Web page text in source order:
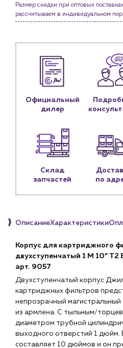
Услуги
Портфолио
Блог
Личный кабинет
Контакты
Наши партнёры
Чат-бот
+7 (918) 070-19-79
Пн – пт: 9:00 – 18:00
Размер скидки при оптовых
рассчитываем в индивидуальном
Официальный
дилер
Склад
запчастей
по
ОписаниеХарактеристики
Корпус для картриджного
двухступенчатый 1 М 10” Т2
арт. 9057
Двухступенчатый корпус
картриджных фильтров
непрозрачный магистральный
из армлена. С тыльным/
диаметром трубной
выходного отверстий 1 дюйм.
составляет 10 дюймов и он